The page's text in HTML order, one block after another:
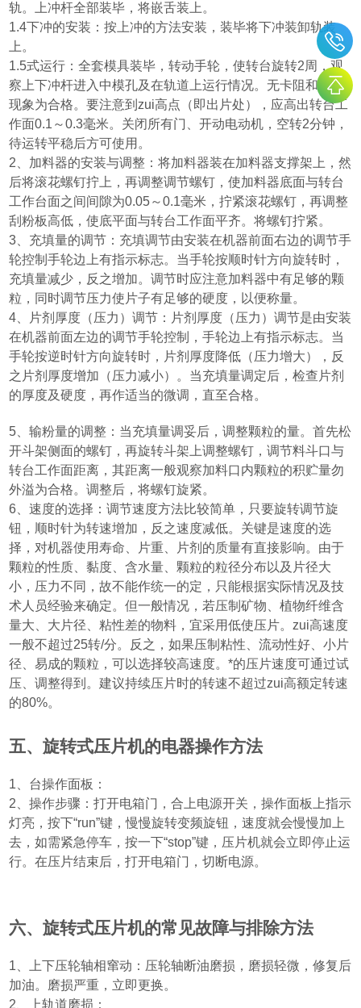
轨。上冲杆全部装毕，将嵌舌装上。
1.4下冲的安装：按上冲的方法安装，装毕将下冲装卸轨装
上。
1.5式运行：全套模具装毕，转动手轮，使转台旋转2周，观
察上下冲杆进入中模孔及在轨道上运行情况。无卡阻和碰撞
现象为合格。要注意到zui高点 （ 即出片处）
，应高出转台工
作面0.1 ～0.3毫米。关闭所有门、开动电动机，空转2分钟，
待运转平稳后方可使用。
2 、加料器的安装与调整：将加料器装在加料器支撑架上，然
后将滚花螺钉拧上，再调整调节螺钉，使加料器底面与转台
工作台面之间间隙为0.05～0.1毫米，拧紧滚花螺钉，再调整
刮粉板高低，使底平面与转台工作面平齐。将螺钉拧紧。
3 、充填量的调节：充填调节由安装在机器前面右边的调节手
轮控制手轮边上有指示标志。当手轮按顺时针方向旋转时，
充填量减少，反之增加。调节时应注意加料器中有足够的颗
粒，同时调节压力使片子有足够的硬度，以便称量。
4 、片剂厚度 （压力 ）调节：片剂厚度 （压力 ）调节是由安装
在机器前面左边的调节手轮控制，手轮边上有指示标志。当
手轮按逆时针方向旋转时，片剂厚度降低 （压力增大）
，反
之片剂厚度增加 （压力减小）
。当充填量调定后，检查片剂
的厚度及硬度，再作适当的微调，直至合格。
5 、输粉量的调整：当充填量调妥后，调整颗粒的量。首先松
开斗架侧面的螺钉，再旋转斗架上调整螺钉，调节料斗口与
转台工作面距离，其距离一般观察加料口内颗粒的积贮量勿
外溢为合格。调整后，将螺钉旋紧。
6 、速度的选择：调节速度方法比较简单，只要旋转调节旋
钮，顺时针为转速增加，反之速度减低。关键是速度的选
择，对机器使用寿命、片重、片剂的质量有直接影响。由于
颗粒的性质、黏度、含水量、颗粒的粒径分布以及片径大
小，压力不同，故不能作统一的定，只能根据实际情况及技
术人员经验来确定。但一般情况，若压制矿物、植物纤维含
量大、大片径、粘性差的物料，宜采用低使压片。zui高速度
一般不超过25转/分。反之，如果压制粘性、流动性好、小片
径、易成的颗粒，可以选择较高速度。*的压片速度可通过试
压、调整得到。建议持续压片时的转速不超过zui高额定转速
的80%。
五、旋转式压片机的电器操作方法
1 、台操作面板：
2 、操作步骤：打开电箱门，合上电源开关，操作面板上指示
灯亮，按下“run”键，慢慢旋转变频旋钮，速度就会慢慢加上
去，如需紧急停车，按一下“stop”键，压片机就会立即停止运
行。在压片结束后，打开电箱门，切断电源。
六、旋转式压片机的常见故障与排除方法
1 、上下压轮轴相窜动：压轮轴断油磨损，磨损轻微，修复后
加油。磨损严重，立即更换。
2 、上轨道磨损：